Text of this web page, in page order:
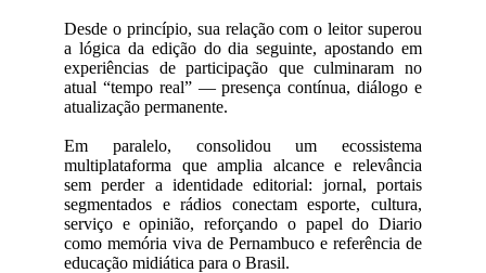
Desde o princípio, sua relação com o leitor superou
a lógica da edição do dia seguinte, apostando em
experiências de participação que culminaram no
atual “tempo real” — presença contínua, diálogo e
atualização permanente.
Em paralelo, consolidou um ecossistema
multiplataforma que amplia alcance e relevância
sem perder a identidade editorial: jornal, portais
segmentados e rádios conectam esporte, cultura,
serviço e opinião, reforçando o papel do Diario
como memória viva de Pernambuco e referência de
educação midiática para o Brasil.